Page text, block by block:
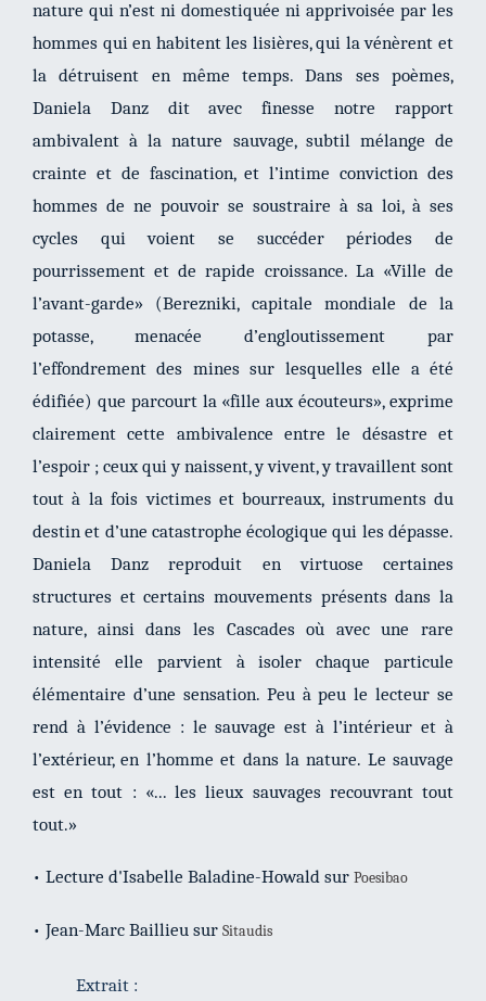
nature qui n’est ni domestiquée ni apprivoisée par les
hommes qui en habitent les lisières, qui la vénèrent et
la détruisent en même temps. Dans ses poèmes,
Daniela Danz dit avec finesse notre rapport
ambivalent à la nature sauvage, subtil mélange de
crainte et de fascination, et l’intime conviction des
hommes de ne pouvoir se soustraire à sa loi, à ses
cycles qui voient se succéder périodes de
pourrissement et de rapide croissance. La «Ville de
l’avant-garde» (Berezniki, capitale mondiale de la
potasse, menacée d’engloutissement par
l’effondrement des mines sur lesquelles elle a été
édifiée) que parcourt la «fille aux écouteurs», exprime
clairement cette ambivalence entre le désastre et
l’espoir ; ceux qui y naissent, y vivent, y travaillent sont
tout à la fois victimes et bourreaux, instruments du
destin et d’une catastrophe écologique qui les dépasse.
Daniela Danz reproduit en virtuose certaines
structures et certains mouvements présents dans la
nature, ainsi dans les Cascades où avec une rare
intensité elle parvient à isoler chaque particule
élémentaire d’une sensation. Peu à peu le lecteur se
rend à l’évidence : le sauvage est à l’intérieur et à
l’extérieur, en l’homme et dans la nature. Le sauvage
est en tout : «... les lieux sauvages recouvrant tout
tout.»
• Lecture d'Isabelle Baladine-Howald sur Poesibao
• Jean-Marc Baillieu sur Sitaudis
Extrait :